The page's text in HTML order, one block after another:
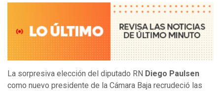
La sorpresiva elección del diputado RN Diego Paulsen
como nuevo presidente de la Cámara Baja recrudeció las